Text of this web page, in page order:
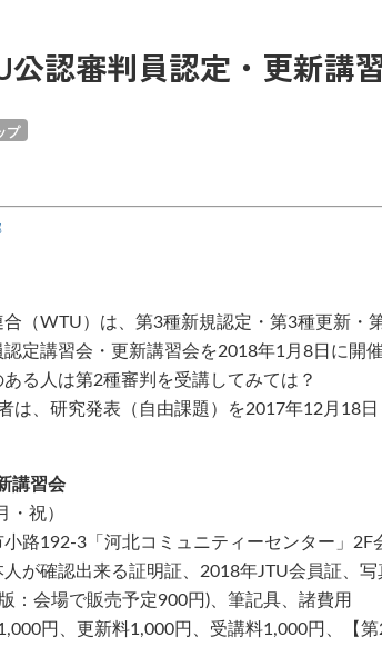
公認審判員認定・更新講
プ
（WTU）は、第3種新規認定・第3種更新・
定講習会・更新講習会を2018年1月8日に開
る人は第2種審判を受講してみては？
は、研究発表（自由課題）を2017年12月18
講習会
祝）
路192-3「河北コミュニティーセンター」2F
が確認出来る証明証、2018年JTU会員証、写
：会場で販売予定900円)、筆記具、諸費用
円、更新料1,000円、受講料1,000円、【